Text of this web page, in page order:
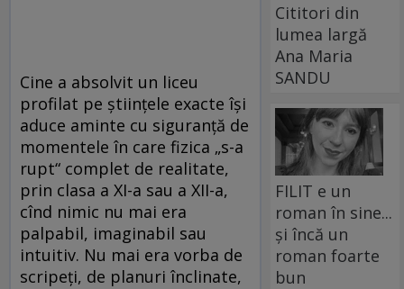
Cine a absolvit un liceu
profilat pe științele exacte își
aduce aminte cu siguranță de
momentele în care fizica „s-a
rupt“ complet de realitate,
prin clasa a XI-a sau a XII-a,
cînd nimic nu mai era
palpabil, imaginabil sau
intuitiv. Nu mai era vorba de
scripeți, de planuri înclinate,
Cititori din
lumea largă
Ana Maria
SANDU
FILIT e un
roman în sine...
și încă un
roman foarte
bun